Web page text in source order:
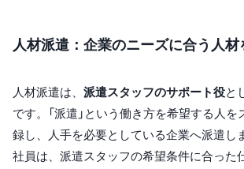
人材派遣：企業のニーズに合う人材
人材派遣は、 派遣スタッフのサポート役と
です。「派遣」という働き方を希望する人
録し、人手を必要としている企業へ派遣し
社員は、派遣スタッフの希望条件に合った